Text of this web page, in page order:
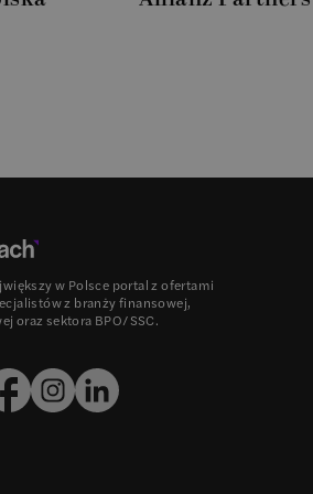
w Polsce portal z ofertami
z branży finansowej,
oraz sektora BPO/SSC.